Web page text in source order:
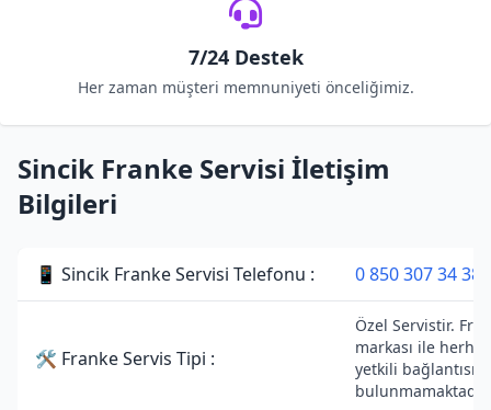
7/24 Destek
Her zaman müşteri memnuniyeti önceliğimiz.
Sincik Franke Servisi İletişim
Bilgileri
📱 Sincik Franke Servisi Telefonu : 0 850 307 34 38
🛠 Franke Servis Tipi :
Özel Servistir.
markası ile
yetkili bağlantısı
bulunmamaktadır.